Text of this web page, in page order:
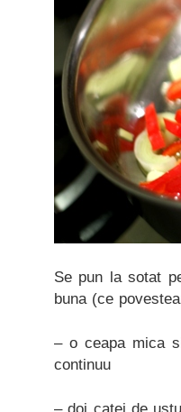
Se pun la sotat
buna (ce
– o ceapa mica
continuu
– doi catei de